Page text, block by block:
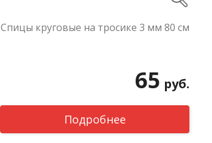
Спицы круговые на тросике 3 мм 80 см
65 руб.
Подробнее